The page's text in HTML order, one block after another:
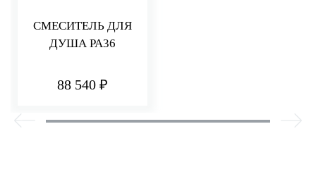
СМЕСИТЕЛЬ ДЛЯ
ДУША PA36
88 540 ₽